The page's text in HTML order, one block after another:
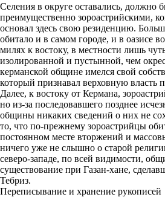
Селения в округе оставались, должно
преимущественно зороастрийскими,
основал здесь свою резиденцию.
обитало и в самом городе, и в оазисе
милях к востоку, в местности лишь
изолированной и пустынной, чем
керманской общине имелся свой
который признавал верховную власть
Далее, к востоку от Кермана,
но из-за последовавшего позднее
общины никаких сведений о них не
то, что по-прежнему зороастрийцы
постоянном месте вторжений и
ничего уже не слышно о старой
северо-западе, по всей видимости,
существование при Газан-хане,
Тебриз.
Переписывание и хранение рукописей